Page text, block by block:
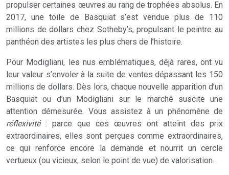
propulser certaines œuvres au rang de trophées absolus. En
2017, une toile de Basquiat s’est vendue plus de 110
millions de dollars chez Sotheby’s, propulsant le peintre au
panthéon des artistes les plus chers de l’histoire.
Pour Modigliani, les nus emblématiques, déjà rares, ont vu
leur valeur s’envoler à la suite de ventes dépassant les 150
millions de dollars. Dès lors, chaque nouvelle apparition d’un
Basquiat ou d’un Modigliani sur le marché suscite une
attention démesurée. Vous assistez à un phénomène de
réflexivité: parce que ces œuvres ont atteint des prix
extraordinaires, elles sont perçues comme extraordinaires,
ce qui renforce encore la demande et nourrit un cercle
vertueux (ou vicieux, selon le point de vue) de valorisation.